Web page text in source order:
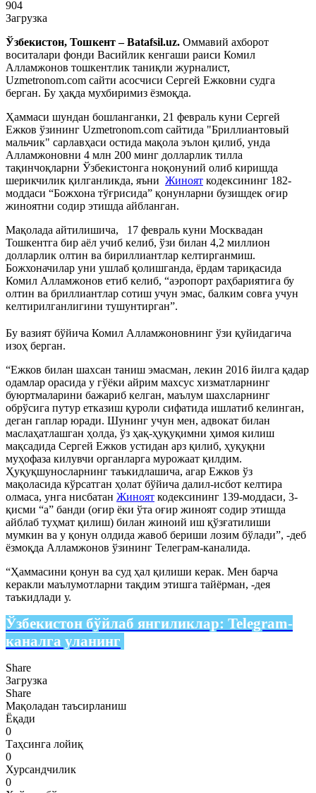
904
Загрузка
Ўзбекистон, Тошкент – Batafsil.uz. Оммавий ахборот
воситалари фонди Васийлик кенгаши раиси Комил
Алламжонов тошкентлик таниқли журналист,
Uzmetronom.com сайти асосчиси Сергей Ежковни судга
берган. Бу ҳақда мухбиримиз ёзмоқда.
Ҳаммаси шундан бошланганки, 21 февраль куни Сергей
Ежков ўзининг Uzmetronom.com сайтида "Бриллиантовый
мальчик" сарлавҳаси остида мақола эълон қилиб, унда
Алламжоновни 4 млн 200 минг долларлик тилла
тақинчоқларни Ўзбекистонга ноқонуний олиб киришда
шерикчилик қилганликда, яъни Жиноят кодексининг 182-
моддаси “Божхона тўғрисида” қонунларни бузишдек оғир
жиноятни содир этишда айбланган.
Мақолада айтилишича, 17 февраль куни Москвадан
Тошкентга бир аёл учиб келиб, ўзи билан 4,2 миллион
долларлик олтин ва бириллиантлар келтирганмиш.
Божхоначилар уни ушлаб қолишганда, ёрдам тариқасида
Комил Алламжонов етиб келиб, “аэропорт раҳбариятига бу
олтин ва бриллиантлар сотиш учун эмас, балким совға учун
келтирилганлигини тушунтирган”.
Бу вазият бўйича Комил Алламжоновнинг ўзи қуйидагича
изоҳ берган.
“Ежков билан шахсан таниш эмасман, лекин 2016 йилга қадар
одамлар орасида у гўёки айрим махсус хизматларнинг
буюртмаларини бажариб келган, маълум шахсларнинг
обрўсига путур етказиш қуроли сифатида ишлатиб келинган,
деган гаплар юради. Шунинг учун мен, адвокат билан
маслаҳатлашган ҳолда, ўз ҳақ-ҳуқуқимни ҳимоя килиш
мақсадида Сергей Ежков устидан арз қилиб, ҳуқуқни
муҳофаза килувчи органларга мурожаат қилдим.
Ҳуқуқшуносларнинг таъкидлашича, агар Ежков ўз
мақоласида кўрсатган ҳолат бўйича далил-исбот келтира
олмаса, унга нисбатан Жиноят кодексининг 139-моддаси, 3-
қисми “а” банди (оғир ёки ўта оғир жиноят содир этишда
айблаб туҳмат қилиш) билан жиноий иш қўзғатилиши
мумкин ва у қонун олдида жавоб бериши лозим бўлади”, -деб
ёзмоқда Алламжонов ўзининг Телеграм-каналида.
“Ҳаммасини қонун ва суд ҳал қилиши керак. Мен барча
керакли маълумотларни тақдим этишга тайёрман, -дея
таъкидлади у.
Ўзбекистон бўйлаб янгиликлар: Telegram-
каналга уланинг
Share
Загрузка
Share
Мақоладан таъсирланиш
Ёқади
0
Таҳсинга лойиқ
0
Хурсандчилик
0